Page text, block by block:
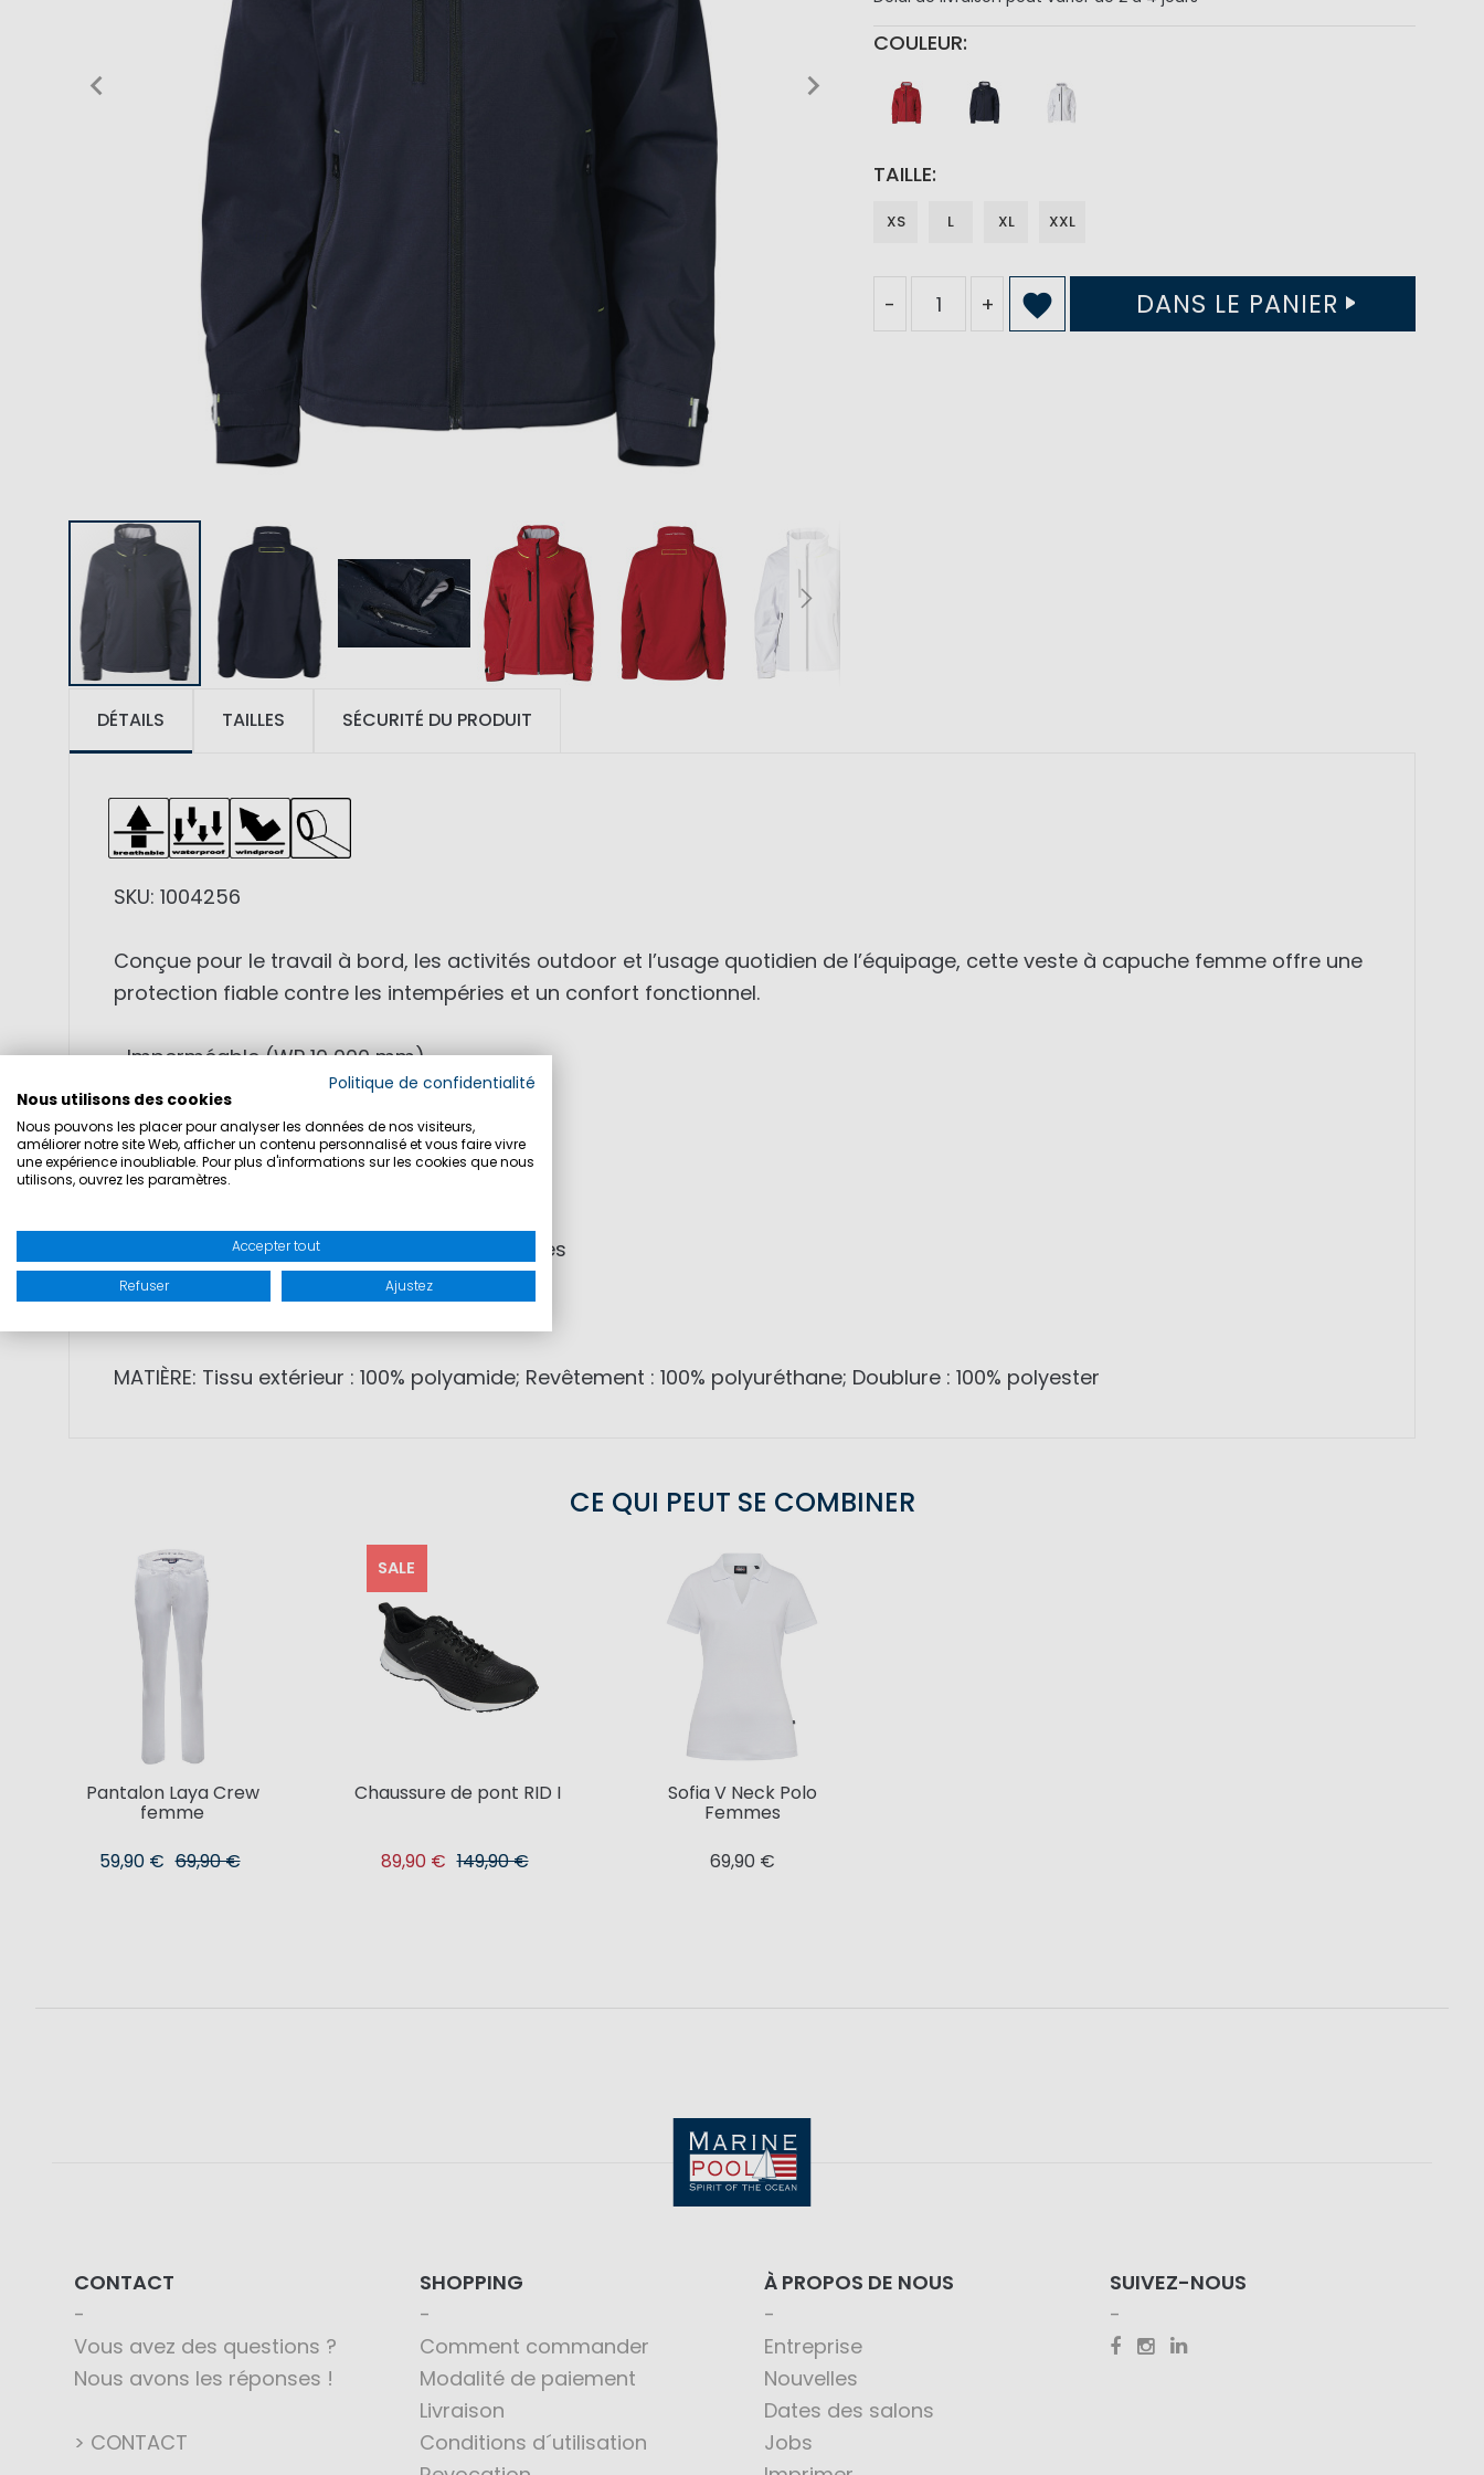
COULEUR
TAILLE
XS L XL XXL
- + DANS LE PANIER
DÉTAILS
SKU: 1004256
Conçue pour le travail à bord, les activités outdoor et l’usage quotidien de l’équipage, cette veste à capuche femme offre une
protection fiable contre les intempéries et un confort fonctionnel.
• Imperméable (WP 10 000 mm)
• Respirant (MVP 5 000 g/m²/24h)
• Coupe-vent pour conditions variables
• Doublure polaire pour plus de chaleur
• Capuche intégrée dans le col
• Poches doublées polaire avec zips étanches
• Manches préformées 3D pour mobilité
MATIÈRE: Tissu extérieur : 100% polyamide; Revêtement : 100% polyuréthane; Doublure : 100% polyester
TAILLES SÉCURITÉ DU PRODUIT
CE QUI PEUT SE COMBINER
Pantalon Laya Crew
femme
59,90 € 69,90 €
SALE
Chaussure de pont RID I
89,90 € 149,90 €
Sofia V Neck Polo
Femmes
69,90 €
CONTACT
Vous avez des questions ?
Nous avons les réponses !
> CONTACT
SHOPPING
Comment commander
Modalité de paiement
Livraison
Conditions d´utilisation
À PROPOS DE NOUS
Entreprise
Nouvelles
Dates des salons
Jobs
SUIVEZ-NOUS
Politique de confidentialité
Nous utilisons des cookies
Nous pouvons les placer pour analyser les données de nos visiteurs,
améliorer notre site Web, afficher un contenu personnalisé et vous faire vivre
une expérience inoubliable. Pour plus d'informations sur les cookies que nous
utilisons, ouvrez les paramètres.
Accepter tout
Refuser Ajustez